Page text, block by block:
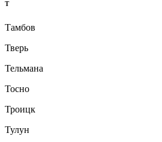
Т
Тамбов
Тверь
Тельмана
Тосно
Троицк
Тулун